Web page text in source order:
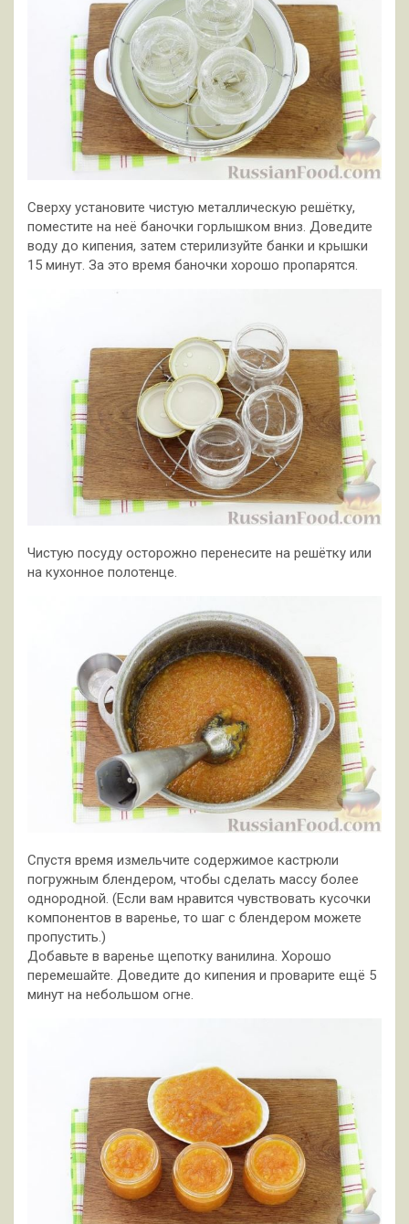
Сверху установите чистую металлическую решётку,
поместите на неё баночки горлышком вниз. Доведите
воду до кипения, затем стерилизуйте банки и крышки
15 минут. За это время баночки хорошо пропарятся.
Чистую посуду осторожно перенесите на решётку или
на кухонное полотенце.
Спустя время измельчите содержимое кастрюли
погружным блендером, чтобы сделать массу более
однородной. (Если вам нравится чувствовать кусочки
компонентов в варенье, то шаг с блендером можете
пропустить.)
Добавьте в варенье щепотку ванилина. Хорошо
перемешайте. Доведите до кипения и проварите ещё 5
минут на небольшом огне.